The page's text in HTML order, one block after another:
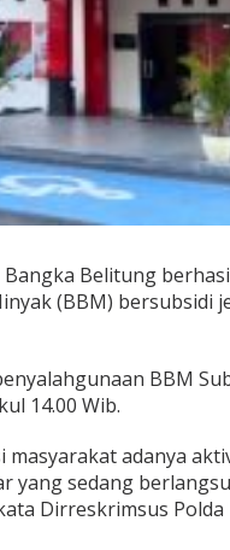
Belitung
(BBM) bersubsidi
BBM
14.00 Wib.
adanya
yang sedang
Dirreskrimsus Polda